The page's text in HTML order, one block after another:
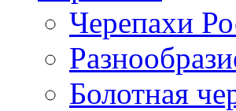
Черепахи
Болотная